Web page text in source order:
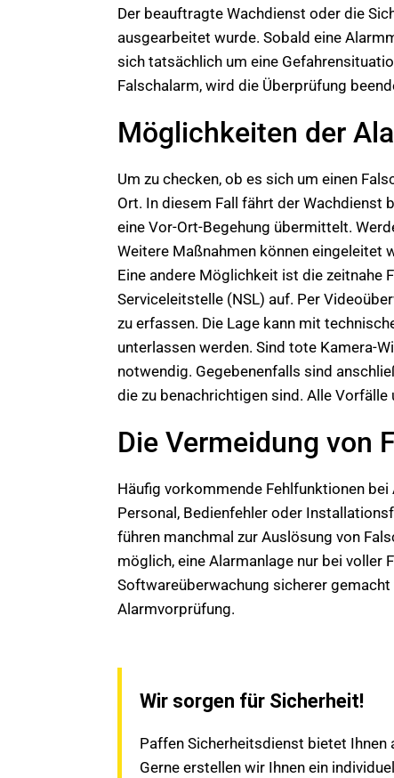
Der beauftragte Wachdienst oder die
ausgearbeitet wurde. Sobald eine
sich tatsächlich um eine
Falschalarm, wird die Überprüfung
Möglichkeiten der
Um zu checken, ob es sich um einen
Ort. In diesem Fall fährt der Wachdienst
eine Vor-Ort-Begehung übermittelt.
Weitere Maßnahmen können eingeleitet
Eine andere Möglichkeit ist die zeitnahe
Serviceleitstelle (NSL) auf. Per
zu erfassen. Die Lage kann mit
unterlassen werden. Sind tote Kamera-
notwendig. Gegebenenfalls sind
die zu benachrichtigen sind. Alle
Die Vermeidung von
Häufig vorkommende Fehlfunktionen
Personal, Bedienfehler oder
führen manchmal zur Auslösung von
möglich, eine Alarmanlage nur bei
Softwareüberwachung sicherer
Alarmvorprüfung.
Wir sorgen für Sicherheit!
Paffen Sicherheitsdienst bietet Ihnen
Gerne erstellen wir Ihnen ein